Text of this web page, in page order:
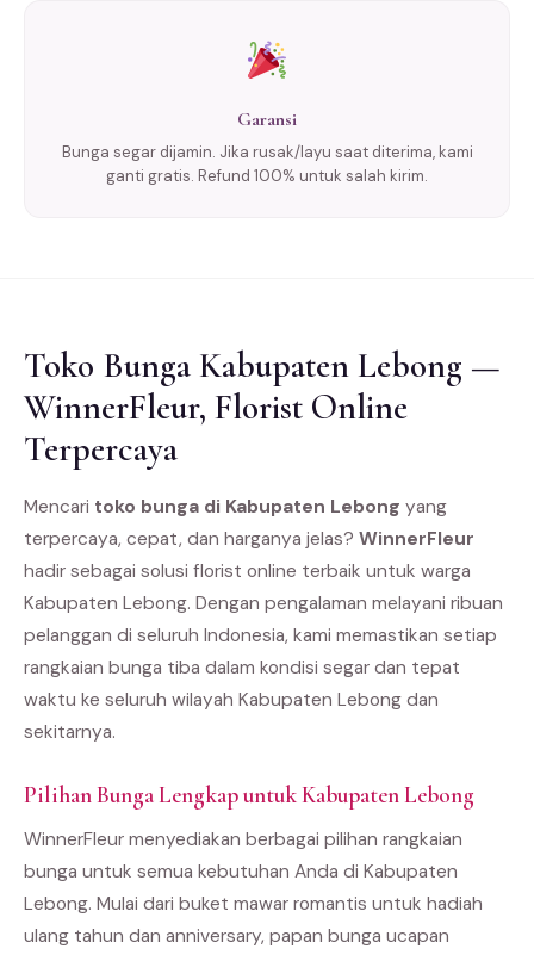
Garansi
Bunga segar dijamin. Jika rusak/layu saat diterima, kami
ganti gratis. Refund 100% untuk salah kirim.
Toko Bunga Kabupaten Lebong —
WinnerFleur, Florist Online
Terpercaya
Mencari toko bunga di Kabupaten Lebong yang
terpercaya, cepat, dan harganya jelas? WinnerFleur
hadir sebagai solusi florist online terbaik untuk warga
Kabupaten Lebong. Dengan pengalaman melayani ribuan
pelanggan di seluruh Indonesia, kami memastikan setiap
rangkaian bunga tiba dalam kondisi segar dan tepat
waktu ke seluruh wilayah Kabupaten Lebong dan
sekitarnya.
Pilihan Bunga Lengkap untuk Kabupaten Lebong
WinnerFleur menyediakan berbagai pilihan rangkaian
bunga untuk semua kebutuhan Anda di Kabupaten
Lebong. Mulai dari buket mawar romantis untuk hadiah
ulang tahun dan anniversary, papan bunga ucapan